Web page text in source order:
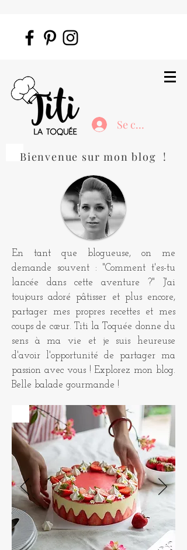
Se connecter
Bienvenue sur mon blog !
En tant que blogueuse, on me
demande souvent : "Comment t'es-tu
lancée dans cette aventure ?" J'ai
toujours adoré pâtisser et plus encore,
partager mes propres recettes et mes
coups de cœur. Titi la Toquée donne du
sens à ma vie et je suis heureuse
d'avoir l'opportunité de partager ma
passion avec vous ! Explorez mon blog.
Belle balade gourmande !